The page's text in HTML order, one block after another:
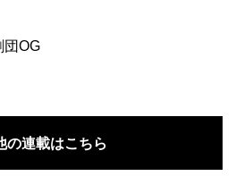
団OG
の連載はこちら